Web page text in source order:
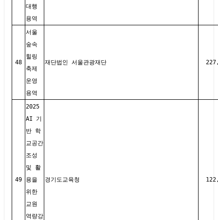
대행
용역
48
서울
숲속
힐링
축제
운영
용역
재단법인 서울관광재단
49
2025
AI 기
반 학
교공간
조성
및 활
용을
위한
교원
역량강
경기도교육청